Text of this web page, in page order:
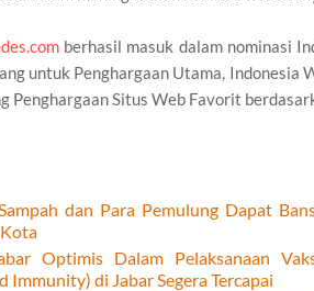
berhasil masuk dalam nominasi
untuk Penghargaan Utama, Indonesia
Penghargaan Situs Web Favorit
dan Para Pemulung Dapat
Optimis Dalam Pelaksanaan
Immunity) di Jabar Segera Tercapai